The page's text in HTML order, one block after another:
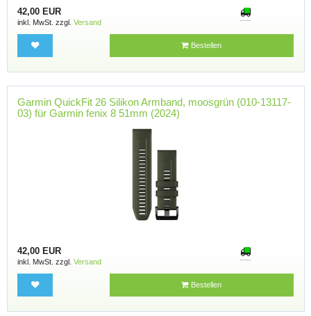
42,00 EUR
inkl. MwSt. zzgl. Versand
Bestellen
Garmin QuickFit 26 Silikon Armband, moosgrün (010-13117-
03) für Garmin fenix 8 51mm (2024)
42,00 EUR
inkl. MwSt. zzgl. Versand
Bestellen